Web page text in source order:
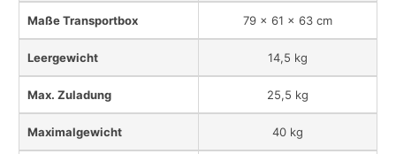
Maße Transportbox 79 x 61 x 63 cm
Leergewicht 14,5 kg
Max. Zuladung 25,5 kg
Maximalgewicht 40 kg